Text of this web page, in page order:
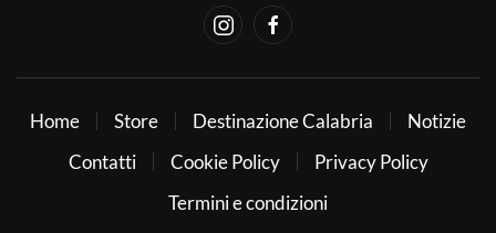
Home Store Destinazione Calabria
Notizie
Contatti
Cookie Policy
Privacy Policy
Termini e condizioni